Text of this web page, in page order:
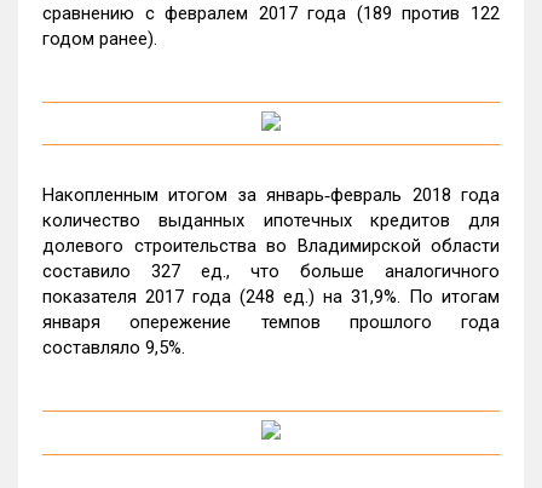
сравнению с февралем 2017 года (189 против 122
годом ранее).
Накопленным итогом за январь‑февраль 2018 года
количество выданных ипотечных кредитов для
долевого строительства во Владимирской области
составило 327 ед., что больше аналогичного
показателя 2017 года (248 ед.) на 31,9%. По итогам
января опережение темпов прошлого года
составляло 9,5%.